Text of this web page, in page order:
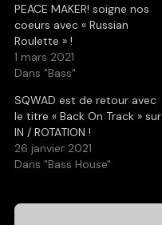
PEACE MAKER! soigne nos
coeurs avec « Russian
Roulette » !
1 mars 2021
Dans "Bass"
SQWAD est de retour avec
le titre « Back On Track » sur
IN / ROTATION !
26 janvier 2021
Dans "Bass House"